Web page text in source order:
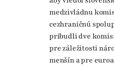
medzivládnu
cezhraničnú
pribudli dve
pre záležitosti
menšín a pre